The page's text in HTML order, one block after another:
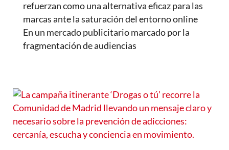
refuerzan como una alternativa eficaz para las
marcas ante la saturación del entorno online
En un mercado publicitario marcado por la
fragmentación de audiencias